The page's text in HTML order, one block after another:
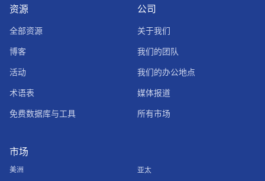
资源
全部资源
博客
活动
术语表
免费数据库与工具
公司
关于我们
我们的团队
我们的办公地点
媒体报道
所有市场
市场
美洲 亚太